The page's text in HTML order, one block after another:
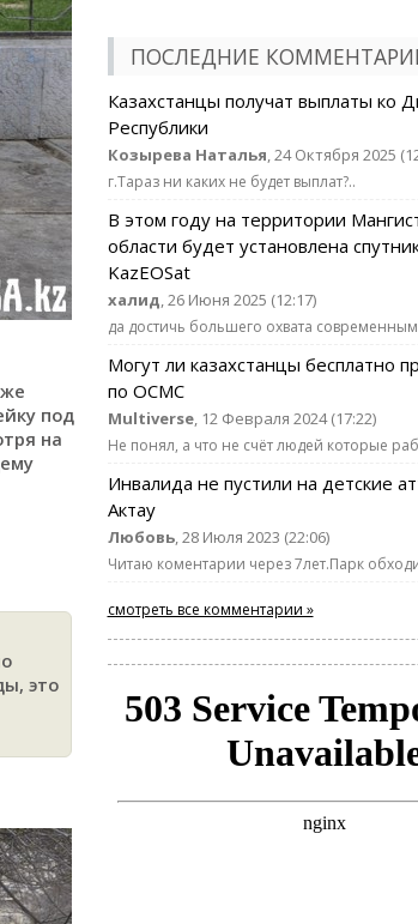
под
на
это
ПОСЛЕДНИЕ
Казахстанцы получат выплаты ко
Республики
Козырева Наталья, 24 Октября 2025
г.Тараз ни каких не будет выплат?..
В этом году на территории
области будет установлена
KazEOSat
халид, 26 Июня 2025 (12:17)
да достичь большего охвата
Могут ли казахстанцы бесплатно
по ОСМС
Multiverse, 12 Февраля 2024 (17:22)
Не понял, а что не счёт людей которые
Инвалида не пустили на детские
Актау
Любовь, 28 Июля 2023 (22:06)
Читаю коментарии через 7лет.Парк
смотреть все комментарии »